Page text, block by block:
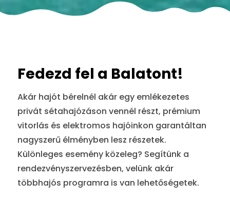
Fedezd fel a Balatont!
Akár hajót bérelnél akár egy emlékezetes
privát sétahajózáson vennél részt, prémium
vitorlás és elektromos hajóinkon garantáltan
nagyszerű élményben lesz részetek.
Különleges esemény közeleg? Segítünk a
rendezvényszervezésben, velünk akár
többhajós programra is van lehetőségetek.